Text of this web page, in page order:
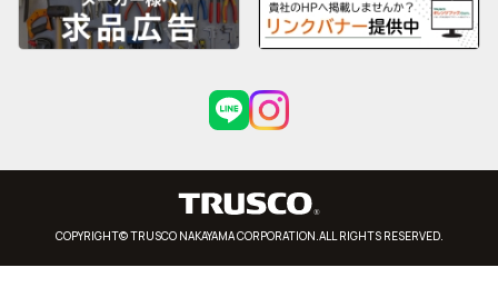
COPYRIGHT© TRUSCO NAKAYAMA CORPORATION.ALL RIGHTS RESERVED.